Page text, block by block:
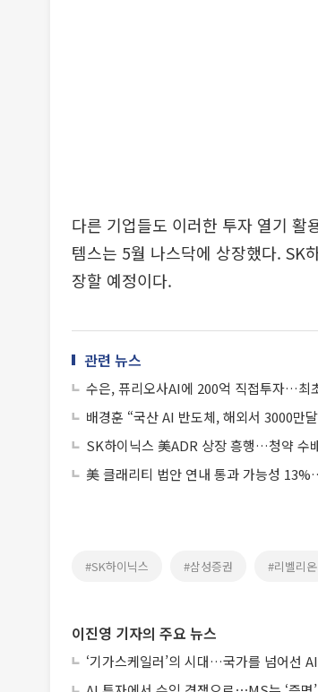
다른 기업들도 이러한 투자 열기 활
템스는 5월 나스닥에 상장했다. SK
장할 예정이다.
관련 뉴스
수은, 퓨리오사AI에 200억 직접투자…최
배경훈 “국산 AI 반도체, 해외서 3000만
SK하이닉스 美ADR 상장 흥행…청약 수
美 클래리티 법안 연내 통과 가능성
#SK하이닉스 #삼성증권 #리벨리온
이진영 기자의 주요 뉴스
‘기가스케일러’의 시대…국가를 넘어선